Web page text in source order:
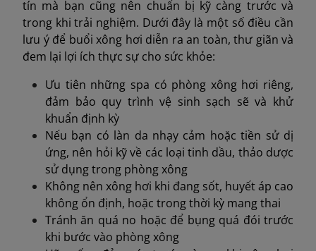
tín mà bạn cũng nên chuẩn bị kỹ càng trước và
trong khi trải nghiệm. Dưới đây là một số điều cần
lưu ý để buổi xông hơi diễn ra an toàn, thư giãn và
đem lại lợi ích thực sự cho sức khỏe:
Ưu tiên những spa có phòng xông hơi riêng,
đảm bảo quy trình vệ sinh sạch sẽ và khử
khuẩn định kỳ
Nếu bạn có làn da nhạy cảm hoặc tiền sử dị
ứng, nên hỏi kỹ về các loại tinh dầu, thảo dược
sử dụng trong phòng xông
Không nên xông hơi khi đang sốt, huyết áp cao
không ổn định, hoặc trong thời kỳ mang thai
Tránh ăn quá no hoặc để bụng quá đói trước
khi bước vào phòng xông